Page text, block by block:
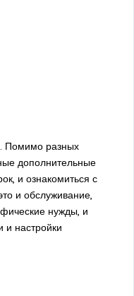
Помимо разных
дополнительные
и ознакомиться с
и обслуживание,
нужды, и
и настройки